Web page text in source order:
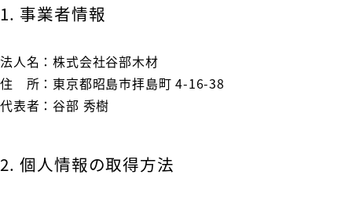
1. 事業者情報
法人名：株式会社谷部木材
住 所：東京都昭島市拝島町 4-16-38
代表者：谷部 秀樹
2. 個人情報の取得方法